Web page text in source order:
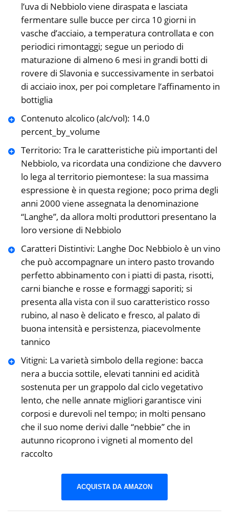
l’uva di Nebbiolo viene diraspata e lasciata
fermentare sulle bucce per circa 10 giorni in
vasche d’acciaio, a temperatura controllata e con
periodici rimontaggi; segue un periodo di
maturazione di almeno 6 mesi in grandi botti di
rovere di Slavonia e successivamente in serbatoi
di acciaio inox, per poi completare l’affinamento in
bottiglia
Contenuto alcolico (alc/vol): 14.0
percent_by_volume
Territorio: Tra le caratteristiche più importanti del
Nebbiolo, va ricordata una condizione che davvero
lo lega al territorio piemontese: la sua massima
espressione è in questa regione; poco prima degli
anni 2000 viene assegnata la denominazione
“Langhe”, da allora molti produttori presentano la
loro versione di Nebbiolo
Caratteri Distintivi: Langhe Doc Nebbiolo è un vino
che può accompagnare un intero pasto trovando
perfetto abbinamento con i piatti di pasta, risotti,
carni bianche e rosse e formaggi saporiti; si
presenta alla vista con il suo caratteristico rosso
rubino, al naso è delicato e fresco, al palato di
buona intensità e persistenza, piacevolmente
tannico
Vitigni: La varietà simbolo della regione: bacca
nera a buccia sottile, elevati tannini ed acidità
sostenuta per un grappolo dal ciclo vegetativo
lento, che nelle annate migliori garantisce vini
corposi e durevoli nel tempo; in molti pensano
che il suo nome derivi dalle “nebbie” che in
autunno ricoprono i vigneti al momento del
raccolto
ACQUISTA DA AMAZON